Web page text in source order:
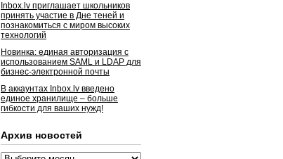
Inbox.lv приглашает школьников
принять участие в Дне теней и
познакомиться с миром высоких
технологий
Новинка: единая авторизация с
использованием SAML и LDAP для
бизнес-электронной почты
В аккаунтах Inbox.lv введено
единое хранилище – больше
гибкости для ваших нужд!
Архив новостей